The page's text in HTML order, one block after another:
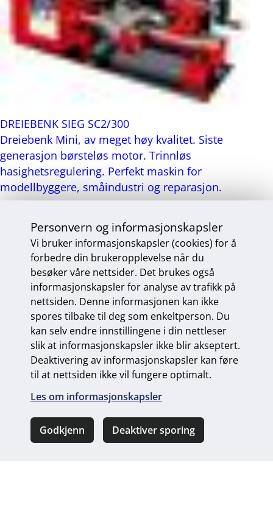
Personvern og informasjonskapsler
Vi bruker informasjonskapsler (cookies) for å
forbedre din brukeropplevelse når du
besøker våre nettsider. Det brukes også
informasjonskapsler for analyse av trafikk på
nettsiden. Denne informasjonen kan ikke
spores tilbake til deg som enkeltperson. Du
kan selv endre innstillingene i din nettleser
slik at informasjonskapsler ikke blir akseptert.
Deaktivering av informasjonskapsler kan føre
til at nettsiden ikke vil fungere optimalt.
Les om informasjonskapsler
Godkjenn Deaktiver sporing
Ring oss Kontakt oss
DREIEBENK SIEG SC2/300
Dreiebenk Mini, av meget høy kvalitet. Siste
generasjon børsteløs motor. Trinnløs
hasighetsregulering. Perfekt maskin for
modellbyggere, småindustri og reparasjon.
Maskin & Verktøy AS
Jordbruksveien 39, 8007 Bodø • Tlf 75 52 59 40 • Fax
75 52 59 02 •post@mvas.no Se våre åpningstider
Sosiale
medier
Personvern og informasjonskapsler
Endre personvernsinnstillinger
Universelt utformet nettside fra Digitalt Byrå